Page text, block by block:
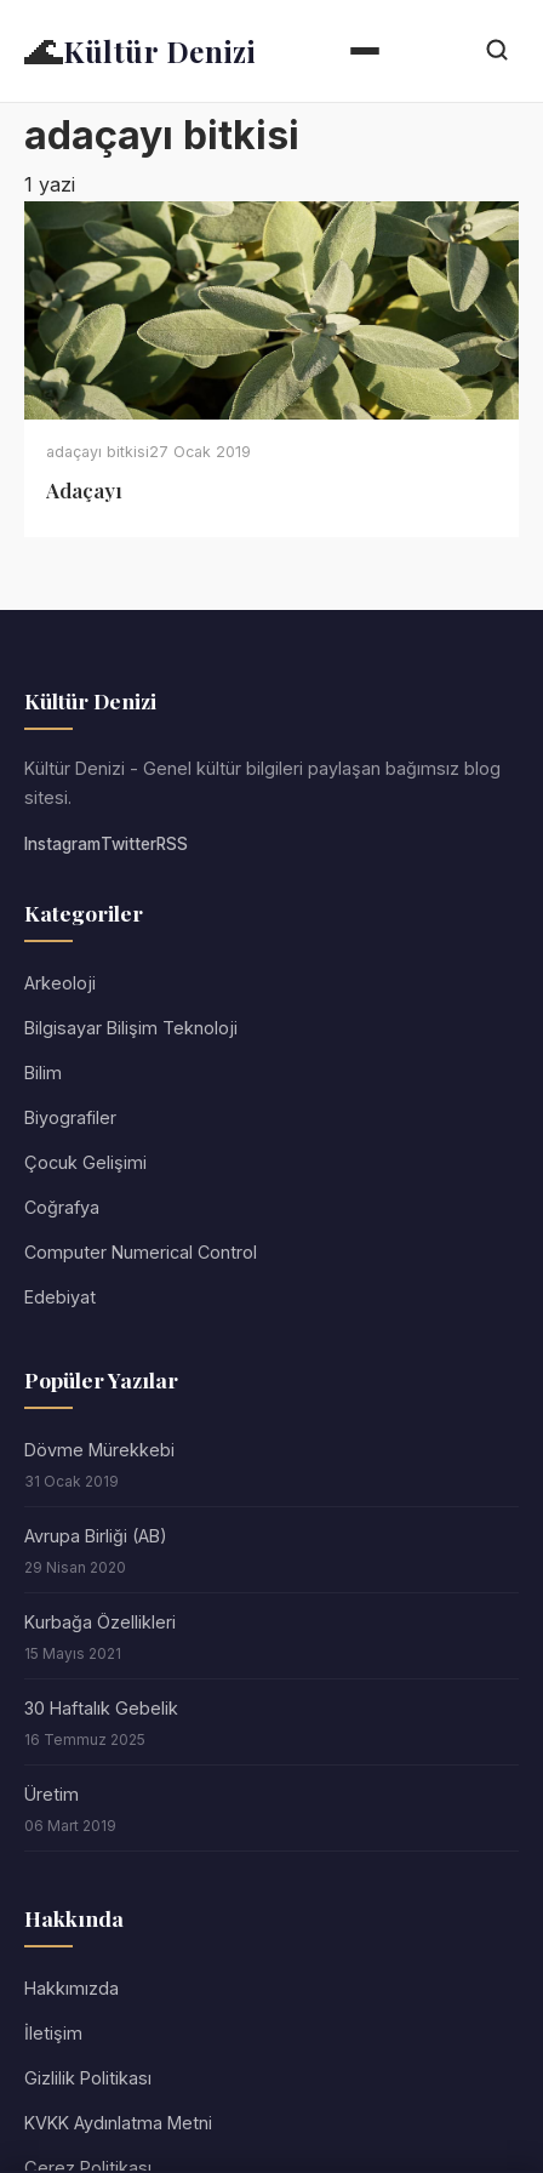
🌊Kültür Denizi
adaçayı bitkisi
1 yazi
adaçayı bitkisi27 Ocak 2019
Adaçayı
Kültür Denizi
Kültür Denizi - Genel kültür bilgileri paylaşan bağımsız blog
sitesi.
InstagramTwitterRSS
Kategoriler
Arkeoloji
Bilgisayar Bilişim Teknoloji
Bilim
Biyografiler
Çocuk Gelişimi
Coğrafya
Computer Numerical Control
Edebiyat
Popüler Yazılar
Dövme Mürekkebi
31 Ocak 2019
Avrupa Birliği (AB)
29 Nisan 2020
Kurbağa Özellikleri
15 Mayıs 2021
30 Haftalık Gebelik
16 Temmuz 2025
Üretim
06 Mart 2019
Hakkında
Hakkımızda
İletişim
Gizlilik Politikası
KVKK Aydınlatma Metni
Çerez Politikası